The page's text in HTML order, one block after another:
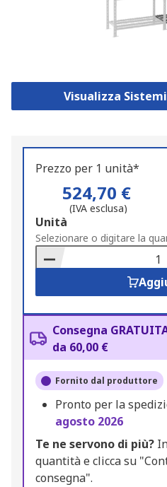
Visualizza
Prezzo per 1 unità*
524,70 €
(IVA esclusa)
Add
to
Basket
Unità
Selezionare o digitare la
Consegna
da 60,00 €
Fornito dal produttore
Pronto per la
agosto 2026
Te ne servono di più?
quantità e clicca su
consegna".